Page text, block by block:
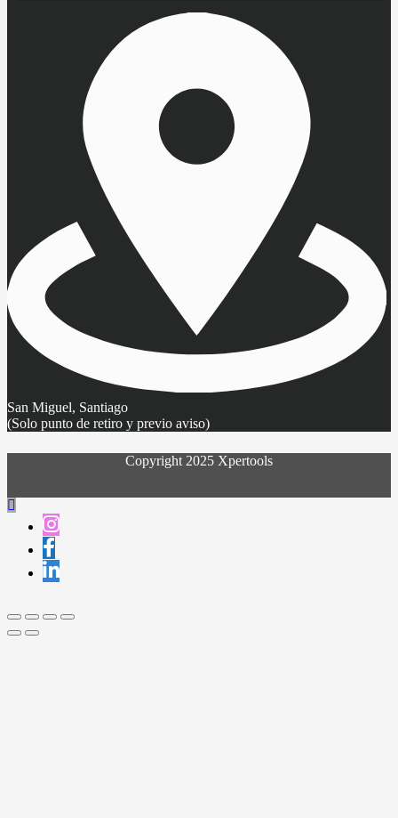
San Miguel, Santiago
(Solo punto de retiro y previo aviso)
Copyright 2025 Xpertools